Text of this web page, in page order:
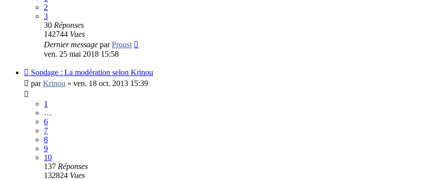
2
3
30 Réponses
142744 Vues
Dernier message parProust
ven. 25 mai 2018 15:58
Sondage : La modération selon Krinou
parKrinou » ven. 18 oct. 2013 15:39
1
…
6
7
8
9
10
137 Réponses
132824 Vues